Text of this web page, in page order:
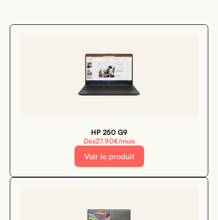
HP 250 G9
Dès27.90€/mois
Voir le produit